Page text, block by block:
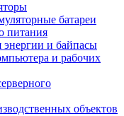
батареи
питания
энергии и байпасы
и рабочих
объектов